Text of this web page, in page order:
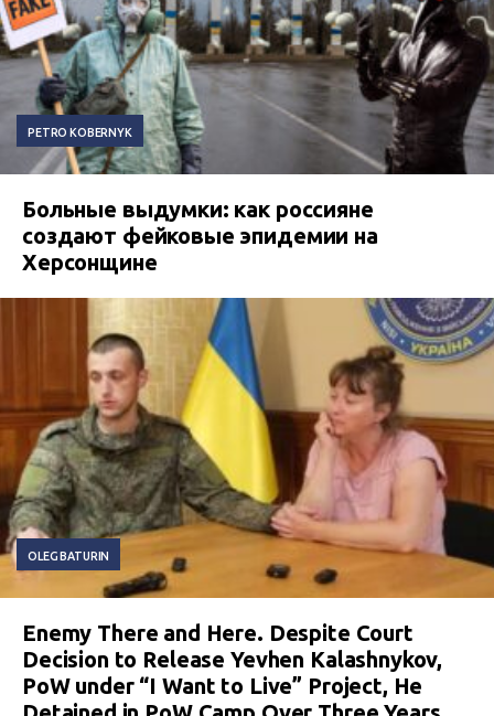
PETRO KOBERNYK
Больные выдумки: как россияне
создают фейковые эпидемии на
Херсонщине
OLEG BATURIN
Enemy There and Here. Despite Court
Decision to Release Yevhen Kalashnykov,
PoW under “I Want to Live” Project, He